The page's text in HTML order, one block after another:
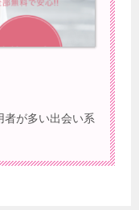
者が多い出会い系